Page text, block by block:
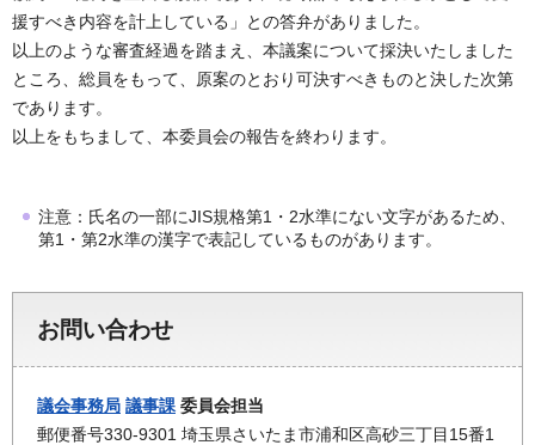
援すべき内容を計上している」との答弁がありました。
以上のような審査経過を踏まえ、本議案について採決いたしました
ところ、総員をもって、原案のとおり可決すべきものと決した次第
であります。
以上をもちまして、本委員会の報告を終わります。
注意：氏名の一部にJIS規格第1・2水準にない文字があるため、
第1・第2水準の漢字で表記しているものがあります。
お問い合わせ
議会事務局 議事課 委員会担当
郵便番号330-9301 埼玉県さいたま市浦和区高砂三丁目15番1